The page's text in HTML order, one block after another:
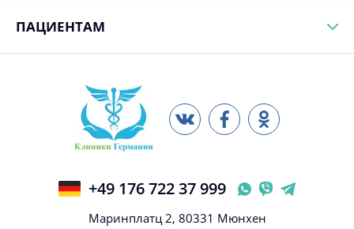
ПАЦИЕНТАМ
+49 176 722 37 999
Маринплатц 2, 80331 Мюнхен